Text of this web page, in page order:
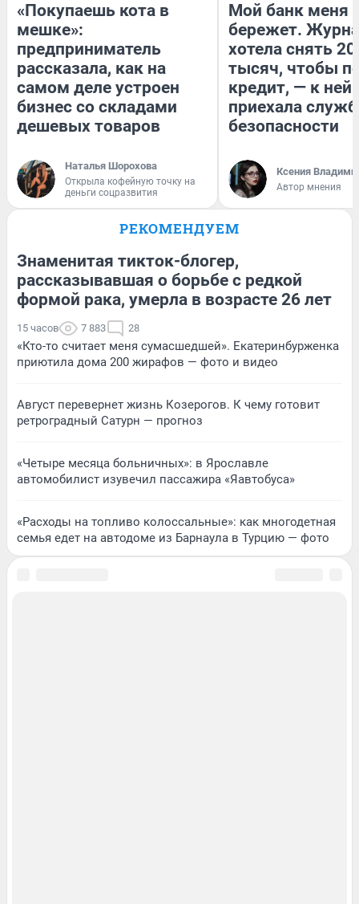
«Покупаешь кота в
мешке»:
предприниматель
рассказала, как на
самом деле устроен
бизнес со складами
дешевых товаров
Наталья Шорохова
Открыла кофейную точку на
деньги соцразвития
Мой банк меня
бережет.
хотела снять
тысяч, чтобы
кредит, — к
приехала
безопасности
Ксения
Автор мнения
РЕКОМЕНДУЕМ
Знаменитая тикток-блогер,
рассказывавшая о борьбе с редкой
формой рака, умерла в возрасте 26 лет
15 часов 7 883 28
«Кто-то считает меня сумасшедшей». Екатеринбурженка
приютила дома 200 жирафов — фото и видео
Август перевернет жизнь Козерогов. К чему готовит
ретроградный Сатурн — прогноз
«Четыре месяца больничных»: в Ярославле
автомобилист изувечил пассажира «Яавтобуса»
«Расходы на топливо колоссальные»: как многодетная
семья едет на автодоме из Барнаула в Турцию — фото